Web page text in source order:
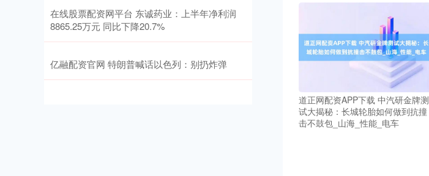
道正网配资APP下载 中汽研金牌测
试大揭秘：长城轮胎如何做到抗撞
击不鼓包_山海_性能_电车
在线股票配资网平台 东诚药业：上半年净利润
8865.25万元 同比下降20.7%
亿融配资官网 特朗普喊话以色列：别扔炸弹